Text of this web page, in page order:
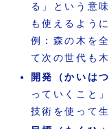
る」という意
も使えるよう
例：森の木を
て次の世代も
開発（かいはつ
っていくこと
技術を使って